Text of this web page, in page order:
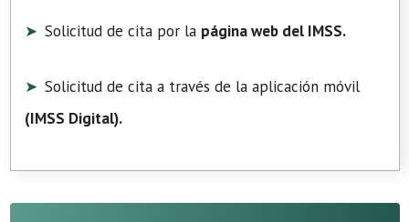
Solicitud de cita por la página web del IMSS.
Solicitud de cita a través de la aplicación móvil
(IMSS Digital).